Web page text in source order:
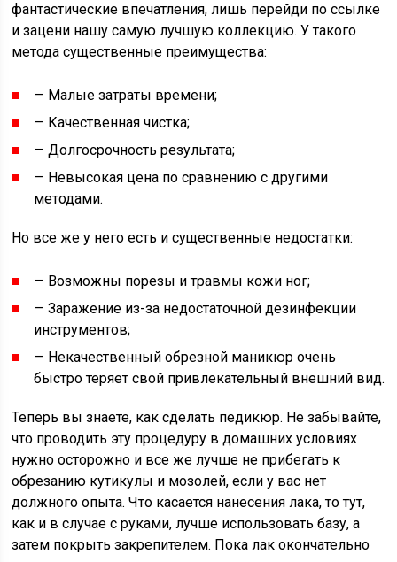
фантастические впечатления, лишь перейди по ссылке
и зацени нашу самую лучшую коллекцию. У такого
метода существенные преимущества:
— Малые затраты времени;
— Качественная чистка;
— Долгосрочность результата;
— Невысокая цена по сравнению с другими
методами.
Но все же у него есть и существенные недостатки:
— Возможны порезы и травмы кожи ног;
— Заражение из-за недостаточной дезинфекции
инструментов;
— Некачественный обрезной маникюр очень
быстро теряет свой привлекательный внешний вид.
Теперь вы знаете, как сделать педикюр. Не забывайте,
что проводить эту процедуру в домашних условиях
нужно осторожно и все же лучше не прибегать к
обрезанию кутикулы и мозолей, если у вас нет
должного опыта. Что касается нанесения лака, то тут,
как и в случае с руками, лучше использовать базу, а
затем покрыть закрепителем. Пока лак окончательно